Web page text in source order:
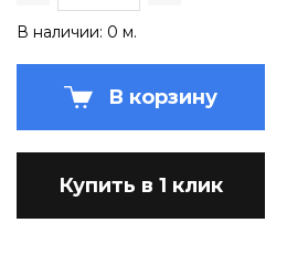
В наличии: 0 м.
В корзину
Купить в 1 клик